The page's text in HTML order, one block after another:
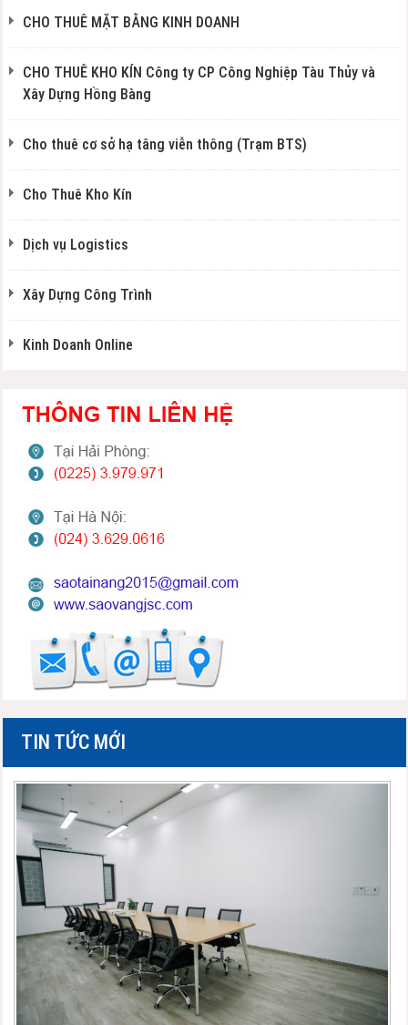
CHO THUÊ MẶT BẰNG KINH DOANH
CHO THUÊ KHO KÍN Công ty CP Công Nghiệp Tàu Thủy và
Xây Dựng Hồng Bàng
Cho thuê cơ sở hạ tâng viễn thông (Trạm BTS)
Cho Thuê Kho Kín
Dịch vụ Logistics
Xây Dựng Công Trình
Kinh Doanh Online
TIN TỨC MỚI